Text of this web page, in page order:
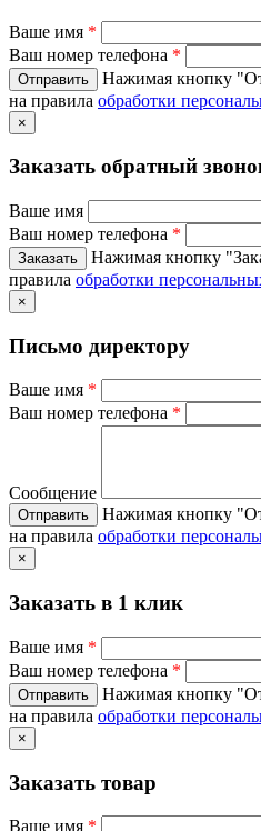
Ваше имя *
Ваш номер телефона *
Нажимая кнопку
на правила обработки
×
Заказать обратный
Ваше имя
Ваш номер телефона *
Нажимая кнопку
правила обработки
×
Письмо директору
Ваше имя *
Ваш номер телефона *
Сообщение
Нажимая кнопку
на правила обработки
×
Заказать в 1 клик
Ваше имя *
Ваш номер телефона *
Нажимая кнопку
на правила обработки
×
Заказать товар
Ваше имя *